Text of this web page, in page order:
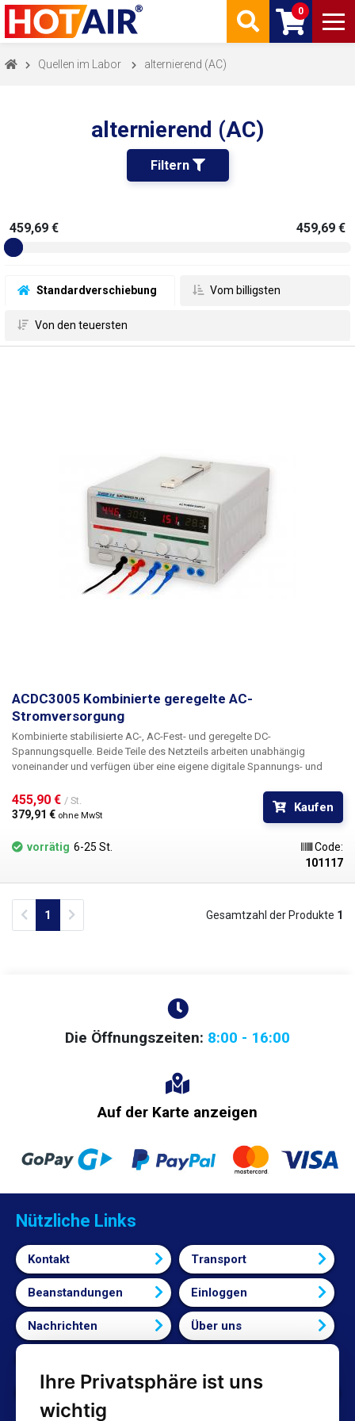
Ihre Privatsphäre ist uns
wichtig
0
Quellen im Labor alternierend (AC)
alternierend (AC)
Filtern
Standardverschiebung Vom billigsten
Von den teuersten
459,69 € 459,69 €
ACDC3005 Kombinierte geregelte AC-
Stromversorgung
Kombinierte stabilisierte AC-, AC-Fest- und geregelte DC-
Spannungsquelle. Beide Teile des Netzteils arbeiten unabhängig
voneinander und verfügen über eine eigene digitale Spannungs- und
Servomotor gesteuert, der die Anzapfungen an den Wicklungen des
Ringkerntransformators entsprechend den Befehlen der
455,90 € / St.
379,91 € ohne MwSt
Kaufen
vorrätig 6-25 St.
Code:
101117
Previous
1 Gesamtzahl der Produkte 1
Die Öffnungszeiten: 8:00 - 16:00
Auf der Karte anzeigen
Nützliche Links
Kontakt Transport
Beanstandungen Einloggen
Nachrichten Über uns
Cookie-Einstellungen bearbeiten